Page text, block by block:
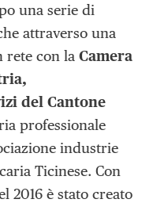
una serie di
attraverso una
rete con laCamera
del Cantone
professionale
industrie
Ticinese. Con
2016 è stato creato